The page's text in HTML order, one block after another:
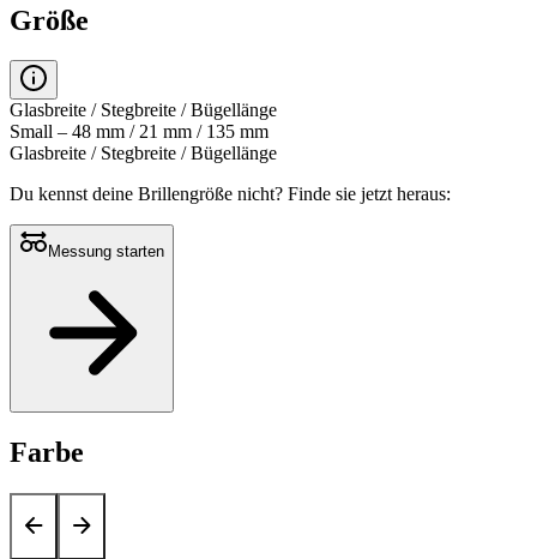
Größe
Glasbreite / Stegbreite / Bügellänge
Small – 48 mm / 21 mm / 135 mm
Glasbreite / Stegbreite / Bügellänge
Du kennst deine Brillengröße nicht? Finde sie jetzt heraus:
Messung starten
Farbe